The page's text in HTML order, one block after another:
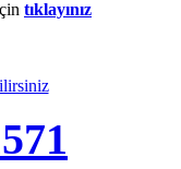
tıklayınız